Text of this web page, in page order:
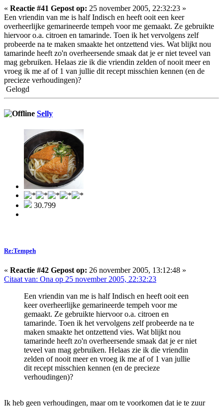
« Reactie #41 Gepost op: 25 november 2005, 22:32:23 »
Een vriendin van me is half Indisch en heeft ooit een keer
overheerlijke gemarineerde tempeh voor me gemaakt. Ze gebruikte
hiervoor o.a. citroen en tamarinde. Toen ik het vervolgens zelf
probeerde na te maken smaakte het ontzettend vies. Wat blijkt nou
tamarinde heeft zo'n overheersende smaak dat je er niet teveel van
mag gebruiken. Helaas zie ik die vriendin zelden of nooit meer en
vroeg ik me af of 1 van jullie dit recept misschien kennen (en de
precieze verhoudingen)?
Gelogd
Selly
30.799
Re:Tempeh
« Reactie #42 Gepost op: 26 november 2005, 13:12:48 »
Citaat van: Ona op 25 november 2005, 22:32:23
Een vriendin van me is half Indisch en heeft ooit een
keer overheerlijke gemarineerde tempeh voor me
gemaakt. Ze gebruikte hiervoor o.a. citroen en
tamarinde. Toen ik het vervolgens zelf probeerde na te
maken smaakte het ontzettend vies. Wat blijkt nou
tamarinde heeft zo'n overheersende smaak dat je er niet
teveel van mag gebruiken. Helaas zie ik die vriendin
zelden of nooit meer en vroeg ik me af of 1 van jullie
dit recept misschien kennen (en de precieze
verhoudingen)?
Ik heb geen verhoudingen, maar om te voorkomen dat ie te zuur